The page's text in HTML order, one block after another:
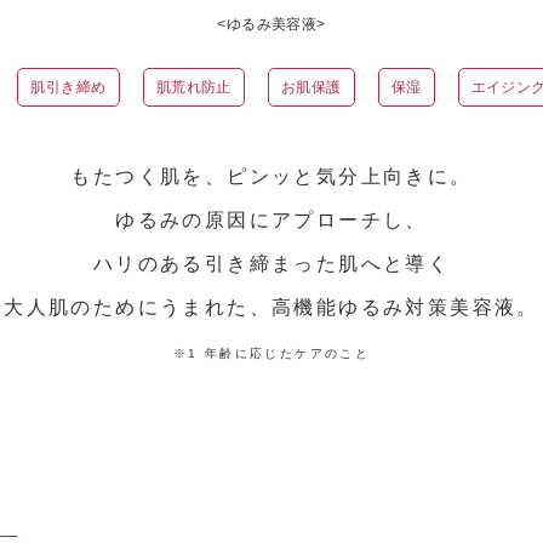
<ゆるみ美容液>
肌引き締め 肌荒れ防止 お肌保護 保湿 エイジン
もたつく肌を、ピンッと気分上向きに。
ゆるみの原因にアプローチし、
ハリのある引き締まった肌へと導く
大人肌のためにうまれた、高機能ゆるみ対策美容液。
※1 年齢に応じたケアのこと